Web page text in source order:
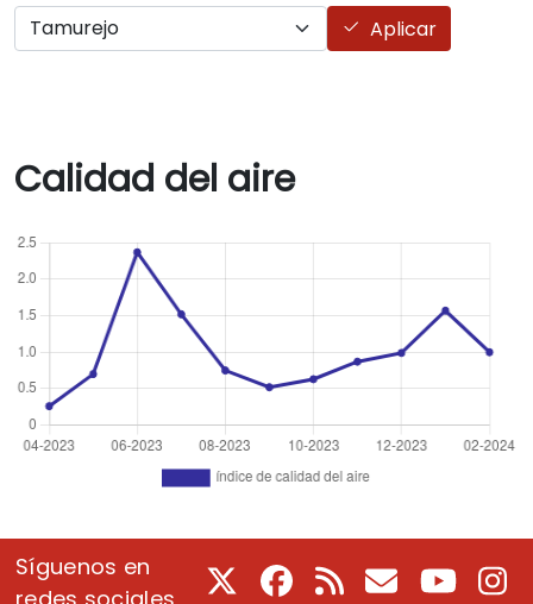
Aplicar
Calidad del aire
Síguenos en
Facebook
RSS CorreoYoutube